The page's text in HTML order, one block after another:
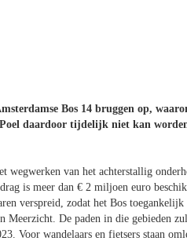
Bos 14 bruggen op,
daardoor tijdelijk niet kan
van het achterstallig
is meer dan € 2 miljoen euro
verspreid, zodat het Bos
Meerzicht. De paden in die gebieden
Voor wandelaars en fietsers staan